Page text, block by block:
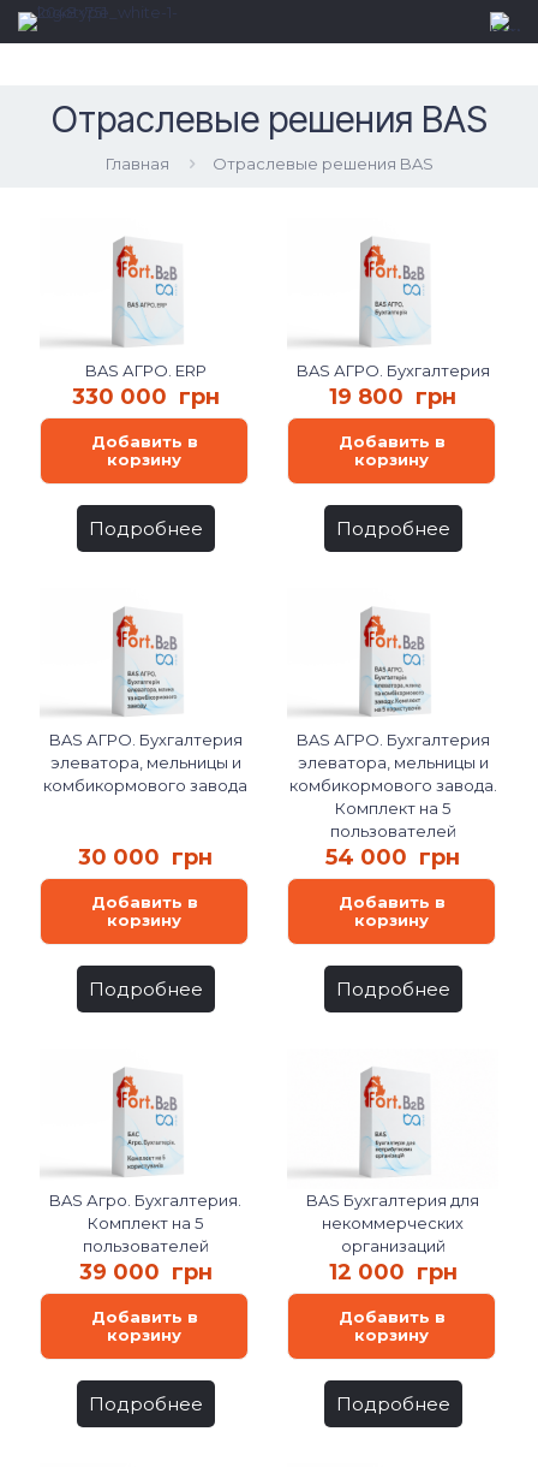
Отраслевые решения BAS
Главная Отраслевые решения BAS
BAS АГРО. ERP
330 000 грн
Добавить в
корзину
Подробнее
BAS АГРО. Бухгалтерия
19 800 грн
Добавить в
корзину
Подробнее
BAS АГРО. Бухгалтерия
элеватора, мельницы и
комбикормового завода
30 000 грн
Добавить в
корзину
Подробнее
BAS АГРО. Бухгалтерия
элеватора, мельницы и
комбикормового завода.
Комплект на 5
пользователей
54 000 грн
Добавить в
корзину
Подробнее
BAS Агро. Бухгалтерия.
Комплект на 5
пользователей
39 000 грн
Добавить в
корзину
Подробнее
BAS Бухгалтерия для
некоммерческих
организаций
12 000 грн
Добавить в
корзину
Подробнее